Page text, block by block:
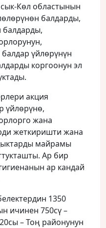
Көл областынын
балдарды,
балдарды,
үйлөрүнүн
коргоонун эл
акция
үйлөрүнө,
жана
жеткиришти жана
майрамы
Ар бир
ар кандай
1350
ичинен 750сү –
– Тоң районунун